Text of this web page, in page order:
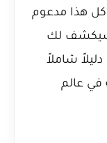
كل هذا مدعوم
سيكشف لك
شاملاً
عالم